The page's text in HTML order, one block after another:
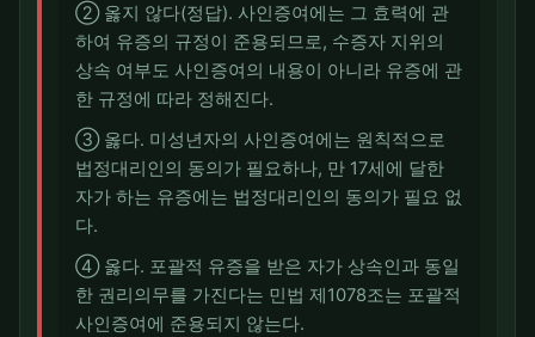
② 옳지 않다(정답). 사인증여에는 그 효력에 관
하여 유증의 규정이 준용되므로, 수증자 지위의
상속 여부도 사인증여의 내용이 아니라 유증에 관
한 규정에 따라 정해진다.
③ 옳다. 미성년자의 사인증여에는 원칙적으로
법정대리인의 동의가 필요하나, 만 17세에 달한
자가 하는 유증에는 법정대리인의 동의가 필요 없
다.
④ 옳다. 포괄적 유증을 받은 자가 상속인과 동일
한 권리의무를 가진다는 민법 제1078조는 포괄적
사인증여에 준용되지 않는다.